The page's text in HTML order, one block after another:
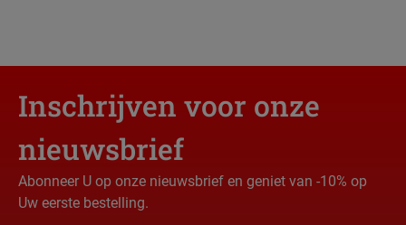
Inschrijven voor onze
nieuwsbrief
Abonneer U op onze nieuwsbrief en geniet van -10% op
Uw eerste bestelling.